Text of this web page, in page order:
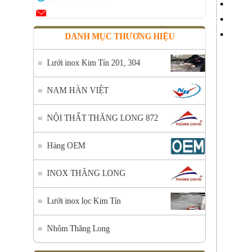
DANH MỤC THƯƠNG HIỆU
Lưới inox Kim Tín 201, 304
NAM HÀN VIỆT
NỘI THẤT THĂNG LONG 872
Hàng OEM
INOX THĂNG LONG
Lưới inox lọc Kim Tín
Nhôm Thăng Long
Lưới đỡ cách nhiệt inox 304
Mã SP: Linoxchongnong1010304